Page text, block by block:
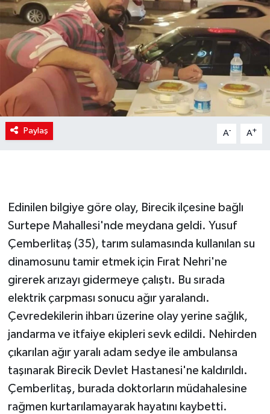
Paylaş A- A+
Edinilen bilgiye göre olay, Birecik ilçesine bağlı
Surtepe Mahallesi'nde meydana geldi. Yusuf
Çemberlitaş (35), tarım sulamasında kullanılan su
dinamosunu tamir etmek için Fırat Nehri'ne
girerek arızayı gidermeye çalıştı. Bu sırada
elektrik çarpması sonucu ağır yaralandı.
Çevredekilerin ihbarı üzerine olay yerine sağlık,
jandarma ve itfaiye ekipleri sevk edildi. Nehirden
çıkarılan ağır yaralı adam sedye ile ambulansa
taşınarak Birecik Devlet Hastanesi'ne kaldırıldı.
Çemberlitaş, burada doktorların müdahalesine
rağmen kurtarılamayarak hayatını kaybetti.